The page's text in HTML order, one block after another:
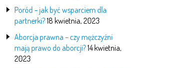
Poród – jak być wsparciem dla
partnerki?18 kwietnia, 2023
Aborcja prawna – czy mężczyźni
mają prawo do aborcji?14 kwietnia,
2023